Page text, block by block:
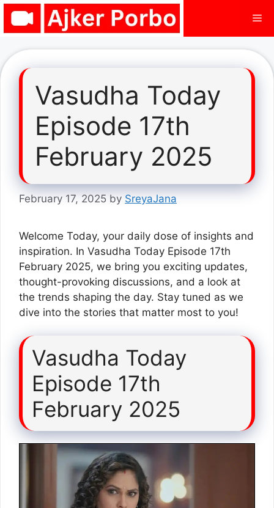
Skip
Vasudha Today
Episode 17th
February 2025
February 17, 2025 by SreyaJana
Welcome Today, your daily dose of insights and
inspiration. In Vasudha Today Episode 17th
February 2025, we bring you exciting updates,
thought-provoking discussions, and a look at
the trends shaping the day. Stay tuned as we
dive into the stories that matter most to you!
Vasudha Today
Episode 17th
February 2025